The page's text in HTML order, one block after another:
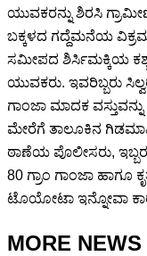
ಯುವಕರನ್ನು ಶಿರಸಿ
ಬಕ್ಕಳದ ಗದ್ದೆಮನೆಯ ವಿಕ್ರಮ
ಸಮೀಪದ ಶಿರ್ಸಿಮಕ್ಕಿಯ
ಯುವಕರು. ಇವರಿಬ್ಬರು
ಗಾಂಜಾ ಮಾದಕ
ಮೇರೆಗೆ ತಾಲೂಕಿನ
ಠಾಣೆಯ ಪೊಲೀಸರು,
80 ಗ್ರಾಂ ಗಾಂಜಾ ಹಾಗೂ
ಟೊಯೋಟಾ ಇನ್ನೋವಾ
MORE NEWS